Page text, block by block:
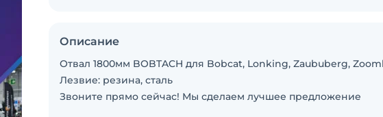
Описание
Отвал 1800мм BOBTACH для Bobcat, Lonking, Zaububerg,
Лезвие: резина, сталь
Звоните прямо сейчас! Мы сделаем лучшее предложение